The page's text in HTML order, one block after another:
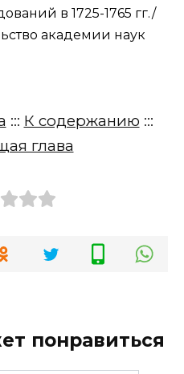
в 1725-1765 гг./
академии наук
::: К содержанию :::
глава
понравиться